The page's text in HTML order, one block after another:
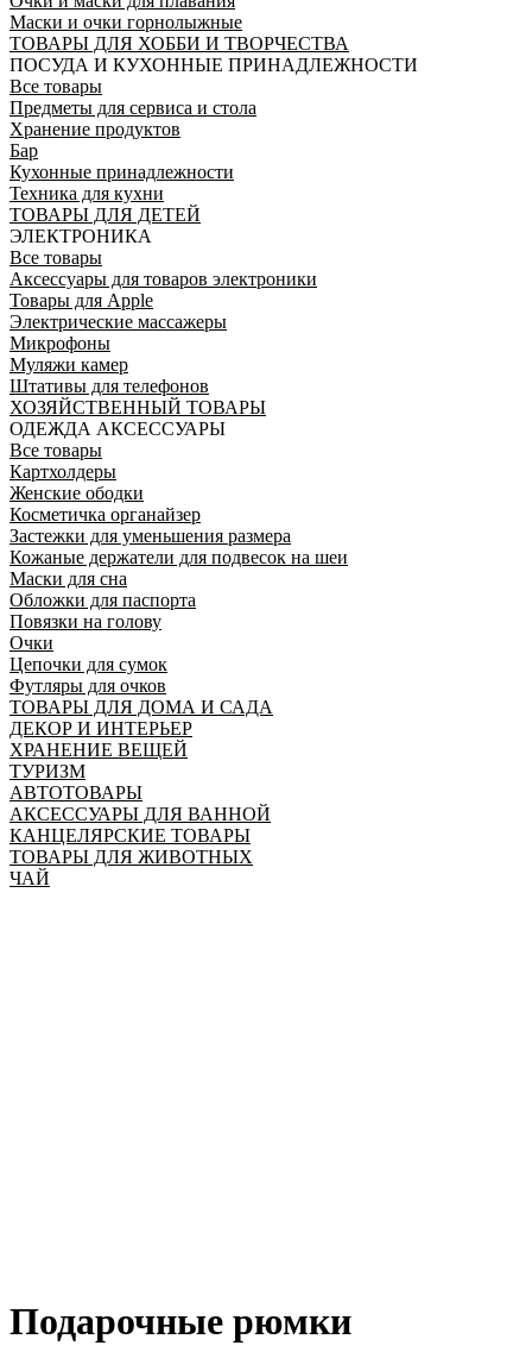
Маски и очки горнолыжные
ТОВАРЫ ДЛЯ ХОББИ И ТВОРЧЕСТВА
ПОСУДА И КУХОННЫЕ ПРИНАДЛЕЖНОСТИ
Все товары
Предметы для сервиса и стола
Хранение продуктов
Бар
Кухонные принадлежности
Техника для кухни
ТОВАРЫ ДЛЯ ДЕТЕЙ
ЭЛЕКТРОНИКА
Все товары
Аксессуары для товаров электроники
Товары для Apple
Электрические массажеры
Микрофоны
Муляжи камер
Штативы для телефонов
ХОЗЯЙСТВЕННЫЙ ТОВАРЫ
ОДЕЖДА АКСЕССУАРЫ
Все товары
Картхолдеры
Женские ободки
Косметичка органайзер
Застежки для уменьшения размера
Кожаные держатели для подвесок на шеи
Маски для сна
Обложки для паспорта
Повязки на голову
Очки
Цепочки для сумок
Футляры для очков
ТОВАРЫ ДЛЯ ДОМА И САДА
ДЕКОР И ИНТЕРЬЕР
ХРАНЕНИЕ ВЕЩЕЙ
ТУРИЗМ
АВТОТОВАРЫ
АКСЕССУАРЫ ДЛЯ ВАННОЙ
КАНЦЕЛЯРСКИЕ ТОВАРЫ
ТОВАРЫ ДЛЯ ЖИВОТНЫХ
ЧАЙ
Подарочные рюмки